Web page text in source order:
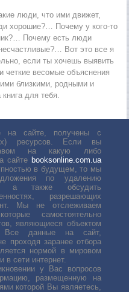
люди, что ими движет,
хорошие?… Почему у кого-то
Почему есть люди
Вот это все я
если ты хочешь выявить
четкие весомые объяснения
близкими, родными и
для тебя.
на сайте, получены с
ресурсов. Если вы
на какую либо
сайте booksonline.com.ua
в будущем, то мы
по удалению
а также обсудить
разрешающих
Мы не отслеживаем
самостоятельно
являющиеся объектом
Все данные на сайт,
проходя заранее отбора
нормой в мировом
сети интернет.
у Вас вопросов
размещенную на
которой Вы являетесь,